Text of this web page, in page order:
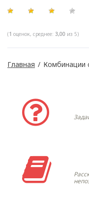
(1 оценок, среднее: 3,00 из 5)
Главная / Комбинации